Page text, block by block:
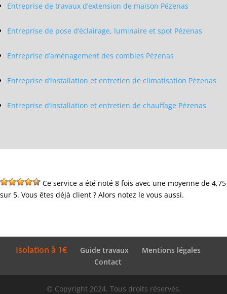
Entreprise de travaux d’extension de maison Pézenas
Entreprise de pose d’éclairage, luminaire et spot Pézenas
Entreprise d’aménagement des combles Pézenas
Entreprise d’installation et entretien de climatisation Pézenas
Entreprise d’installation et entretien de chauffage Pézenas
Ce service a été noté 8 fois avec une moyenne de 4,75
sur 5. Vous êtes déjà client ? Alors notez le vous aussi.
Isolation à 1€ Guide travaux
Mentions légales
Contact
© Copyright 2024. Tous droits réservés.